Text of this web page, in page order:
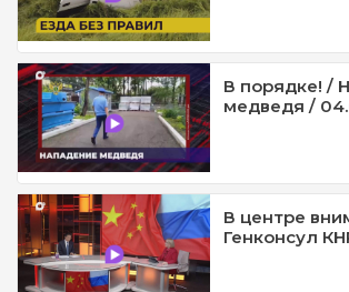
В порядке! /
медведя /
В центре
Генконсул